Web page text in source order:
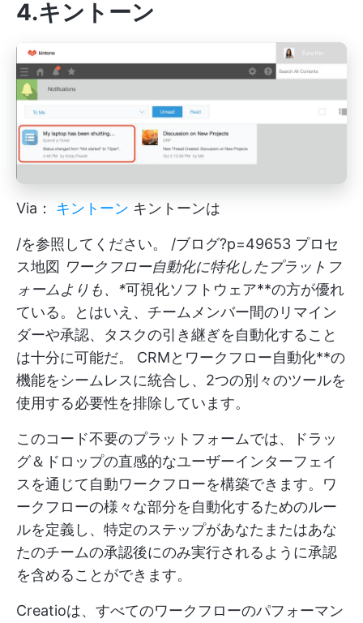
4.キントーン
Via： キントーン キントーンは
/を参照してください。 /ブログ?p=49653 プロセ
ス地図 ワークフロー自動化に特化したプラットフ
ォームよりも、*可視化ソフトウェア**の方が優れ
ている。とはいえ、チームメンバー間のリマイン
ダーや承認、タスクの引き継ぎを自動化すること
は十分に可能だ。
CRMとワークフロー自動化**の
機能をシームレスに統合し、2つの別々のツールを
使用する必要性を排除しています。
このコード不要のプラットフォームでは、ドラッ
グ＆ドロップの直感的なユーザーインターフェイ
スを通じて自動ワークフローを構築できます。ワ
ークフローの様々な部分を自動化するためのルー
ルを定義し、特定のステップがあなたまたはあな
たのチームの承認後にのみ実行されるように承認
を含めることができます。
Creatioは、すべてのワークフローのパフォーマン